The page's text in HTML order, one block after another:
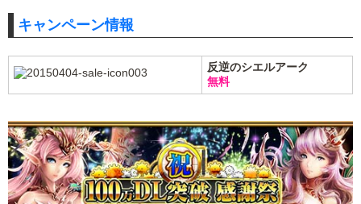
キャンペーン情報
反逆のシエルアーク
無料